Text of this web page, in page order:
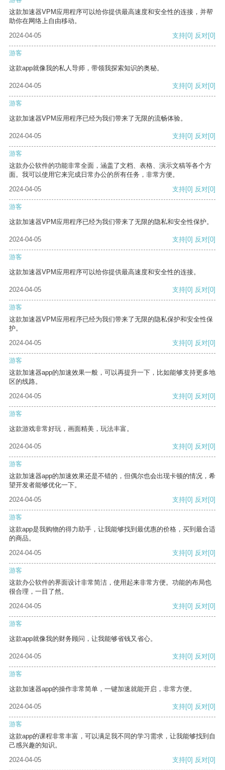
这款加速器VPM应用程序可以给你提供最高速度和安全性的连接，并帮
助你在网络上自由移动。
2024-04-05
支持[0] 反对[0]
游客
这款app就像我的私人导师，带领我探索知识的奥秘。
2024-04-05 支持[0] 反对[0]
游客
这款加速器VPM应用程序已经为我们带来了无限的流畅体验。
2024-04-05 支持[0] 反对[0]
游客
这款办公软件的功能非常全面，涵盖了文档、表格、演示文稿等各个方
面。我可以使用它来完成日常办公的所有任务，非常方便。
2024-04-05
支持[0] 反对[0]
游客
这款加速器VPM应用程序已经为我们带来了无限的隐私和安全性保护。
2024-04-05 支持[0] 反对[0]
游客
这款加速器VPM应用程序可以给你提供最高速度和安全性的连接。
2024-04-05 支持[0] 反对[0]
游客
这款加速器VPM应用程序已经为我们带来了无限的隐私保护和安全性保
护。
2024-04-05
支持[0] 反对[0]
游客
这款加速器app的加速效果一般，可以再提升一下，比如能够支持更多地
区的线路。
2024-04-05
支持[0] 反对[0]
游客
这款游戏非常好玩，画面精美，玩法丰富。
2024-04-05 支持[0] 反对[0]
游客
这款加速器app的加速效果还是不错的，但偶尔也会出现卡顿的情况，希
望开发者能够优化一下。
2024-04-05
支持[0] 反对[0]
游客
这款app是我购物的得力助手，让我能够找到最优惠的价格，买到最合适
的商品。
2024-04-05
支持[0] 反对[0]
游客
这款办公软件的界面设计非常简洁，使用起来非常方便。功能的布局也
很合理，一目了然。
2024-04-05
支持[0] 反对[0]
游客
这款app就像我的财务顾问，让我能够省钱又省心。
2024-04-05 支持[0] 反对[0]
游客
这款加速器app的操作非常简单，一键加速就能开启，非常方便。
2024-04-05 支持[0] 反对[0]
游客
这款app的课程非常丰富，可以满足我不同的学习需求，让我能够找到自
己感兴趣的知识。
2024-04-05
支持[0] 反对[0]